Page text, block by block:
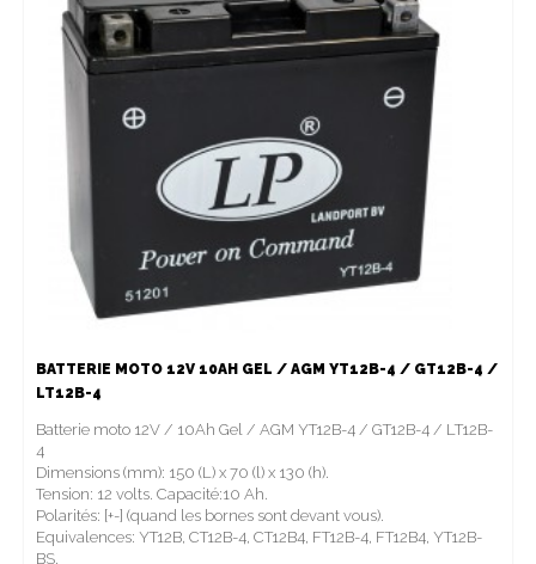
BATTERIE MOTO 12V 10AH GEL / AGM YT12B-4 / GT12B-4 /
LT12B-4
Batterie moto 12V / 10Ah Gel / AGM YT12B-4 / GT12B-4 / LT12B-
4
Dimensions (mm): 150 (L) x 70 (l) x 130 (h).
Tension: 12 volts. Capacité:10 Ah.
Polarités: [+-] (quand les bornes sont devant vous).
Equivalences: YT12B, CT12B-4, CT12B4, FT12B-4, FT12B4, YT12B-
BS.